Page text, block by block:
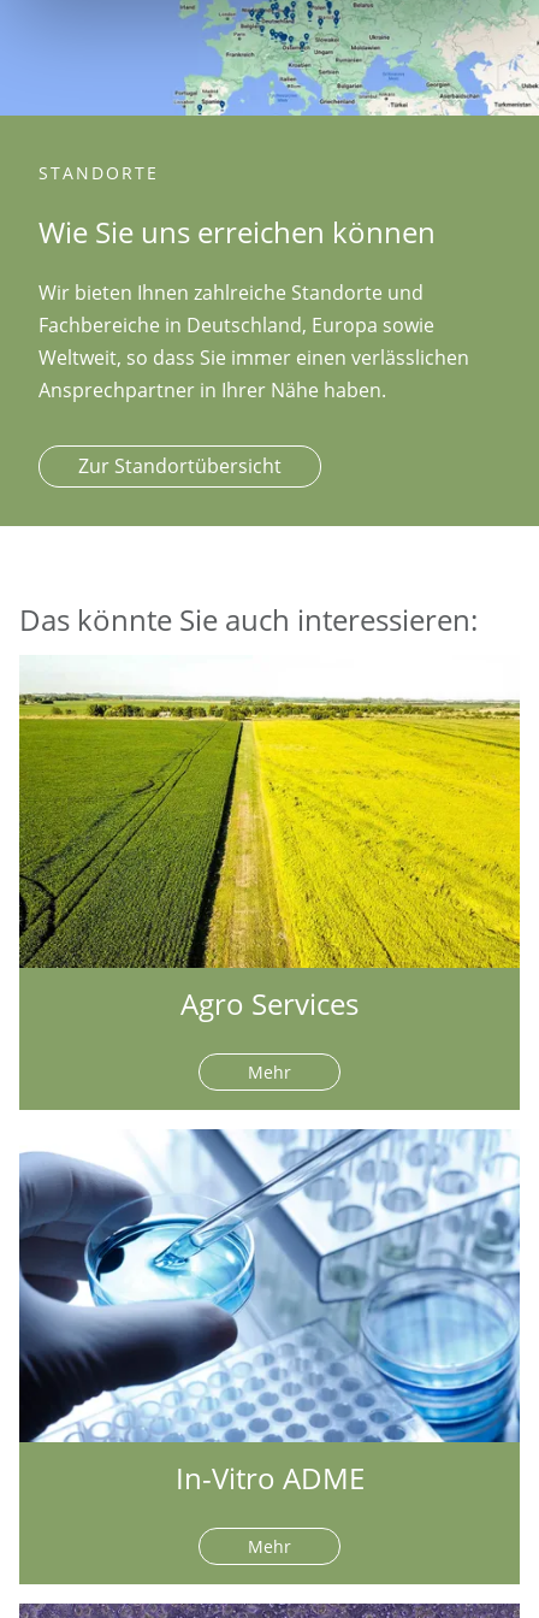
STANDORTE
Wie Sie uns erreichen können
Wir bieten Ihnen zahlreiche Standorte und
Fachbereiche in Deutschland, Europa sowie
Weltweit, so dass Sie immer einen verlässlichen
Ansprechpartner in Ihrer Nähe haben.
Zur Standortübersicht
Das könnte Sie auch interessieren:
Agro Services
Mehr
In-Vitro ADME
Mehr